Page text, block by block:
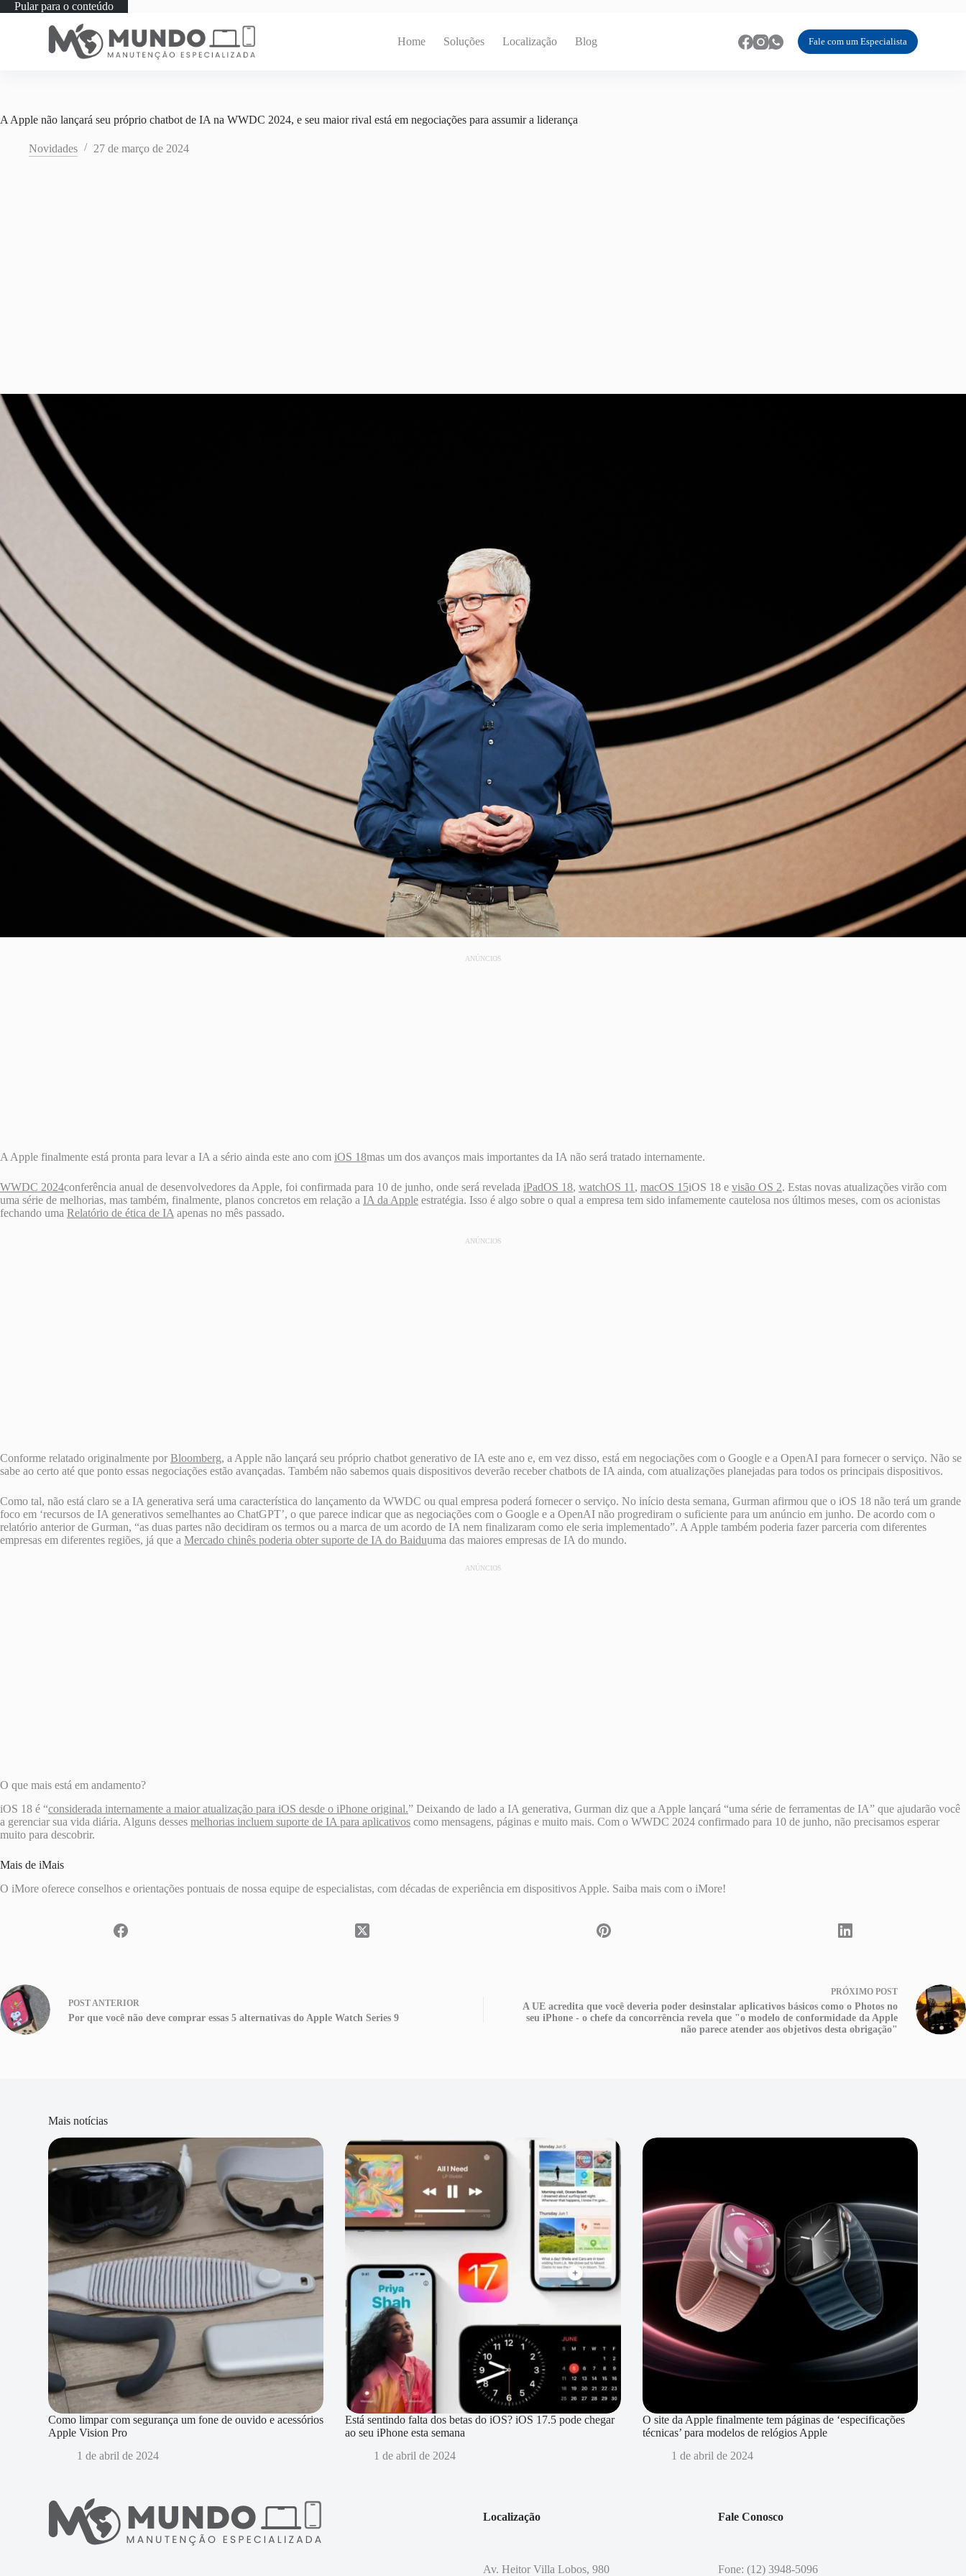
Pular para o conteúdo
Home Soluções Localização Blog Fale com um Especialista
A Apple não lançará seu próprio chatbot de IA na WWDC 2024, e seu maior rival está em negociações para assumir a liderança
Novidades 27 de março de 2024
ANÚNCIOS
A Apple finalmente está pronta para levar a IA a sério ainda este ano com iOS 18mas um dos avanços mais importantes da IA ​​não será tratado internamente.
WWDC 2024conferência anual de desenvolvedores da Apple, foi confirmada para 10 de junho, onde será revelada iPadOS 18, watchOS 11 , macOS 15iOS 18 e visão OS 2. Estas novas atualizações virão com
uma série de melhorias, mas também, finalmente, planos concretos em relação a IA da Apple estratégia. Isso é algo sobre o qual a empresa tem sido infamemente cautelosa nos últimos meses, com os acionistas
fechando uma Relatório de ética de IA apenas no mês passado.
ANÚNCIOS
Conforme relatado originalmente por Bloomberg, a Apple não lançará seu próprio chatbot generativo de IA este ano e, em vez disso, está em negociações com o Google e a OpenAI para fornecer o serviço. Não se
sabe ao certo até que ponto essas negociações estão avançadas. Também não sabemos quais dispositivos deverão receber chatbots de IA ainda, com atualizações planejadas para todos os principais dispositivos.
Como tal, não está claro se a IA generativa será uma característica do lançamento da WWDC ou qual empresa poderá fornecer o serviço. No início desta semana, Gurman afirmou que o iOS 18 não terá um grande
foco em ‘recursos de IA generativos semelhantes ao ChatGPT’, o que parece indicar que as negociações com o Google e a OpenAI não progrediram o suficiente para um anúncio em junho. De acordo com o
relatório anterior de Gurman, “as duas partes não decidiram os termos ou a marca de um acordo de IA nem finalizaram como ele seria implementado”. A Apple também poderia fazer parceria com diferentes
empresas em diferentes regiões, já que a Mercado chinês poderia obter suporte de IA do Baiduuma das maiores empresas de IA do mundo.
ANÚNCIOS
O que mais está em andamento?
iOS 18 é “considerada internamente a maior atualização para iOS desde o iPhone original.” Deixando de lado a IA generativa, Gurman diz que a Apple lançará “uma série de ferramentas de IA” que ajudarão você
a gerenciar sua vida diária. Alguns desses melhorias incluem suporte de IA para aplicativos como mensagens, páginas e muito mais. Com o WWDC 2024 confirmado para 10 de junho, não precisamos esperar
muito para descobrir.
Mais de iMais
O iMore oferece conselhos e orientações pontuais de nossa equipe de especialistas, com décadas de experiência em dispositivos Apple. Saiba mais com o iMore!
POST ANTERIOR
Por que você não deve comprar essas 5 alternativas do Apple Watch Series 9
PRÓXIMO POST
A UE acredita que você deveria poder desinstalar aplicativos básicos como o Photos no
seu iPhone - o chefe da concorrência revela que "o modelo de conformidade da Apple
não parece atender aos objetivos desta obrigação"
Mais notícias
Como limpar com segurança um fone de ouvido e acessórios
Apple Vision Pro
1 de abril de 2024
Está sentindo falta dos betas do iOS? iOS 17.5 pode chegar
ao seu iPhone esta semana
1 de abril de 2024
O site da Apple finalmente tem páginas de ‘especificações
técnicas’ para modelos de relógios Apple
1 de abril de 2024
Localização
Av. Heitor Villa Lobos, 980
Fale Conosco
Fone: (12) 3948-5096